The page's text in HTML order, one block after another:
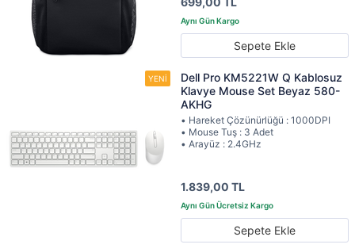
Sepete Ekle
Dell Pro KM5221W Q Kablosuz
Klavye Mouse Set Beyaz 580-
AKHG
• Hareket Çözünürlüğü : 1000DPI
• Mouse Tuş : 3 Adet
• Arayüz : 2.4GHz
1.839,00 TL
Sepete Ekle